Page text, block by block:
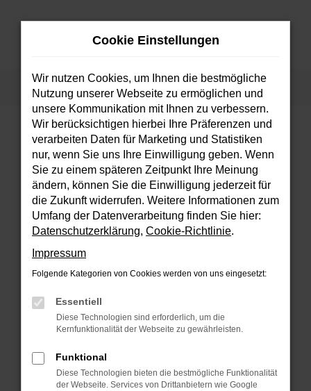
Zum
Startseite Fahrzeugsuche
FEHLER: NETWORK ERROR
Beim Laden ist ein Fehler aufgetreten.
Hier sind ein paar Tipps, die dir helfen können:
Überprüfe deine Firewall und deine
Internetverbindung.
Laden andere Webseiten, zum Beispiel
deine Suchmaschine?
Prüfe deine Browsererweiterungen.
Manche Erweiterungen, wie Werbeblocker,
können das Laden bestimmter Seiten
anderen Browser oder in einem privaten
Fenster?
Cookie Einstellungen
Wir nutzen Cookies, um Ihnen die bestmögliche
Nutzung unserer Webseite zu ermöglichen und
unsere Kommunikation mit Ihnen zu verbessern.
Wir berücksichtigen hierbei Ihre Präferenzen und
verarbeiten Daten für Marketing und Statistiken
nur, wenn Sie uns Ihre Einwilligung geben. Wenn
Sie zu einem späteren Zeitpunkt Ihre Meinung
ändern, können Sie die Einwilligung jederzeit für
die Zukunft widerrufen. Weitere Informationen zum
Umfang der Datenverarbeitung finden Sie hier:
Datenschutzerklärung, Cookie-Richtlinie.
Impressum
Folgende Kategorien von Cookies werden von uns eingesetzt:
Essentiell
Diese Technologien sind erforderlich, um die
Kernfunktionalität der Webseite zu gewährleisten.
Funktional
Diese Technologien bieten die bestmögliche Funktionalität
der Webseite. Services von Drittanbietern wie Google